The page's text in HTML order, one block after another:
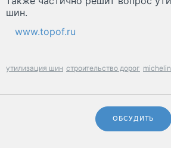
шин.
www.topof.ru
утилизация шин строительство дорог michelin
ОБСУДИТЬ